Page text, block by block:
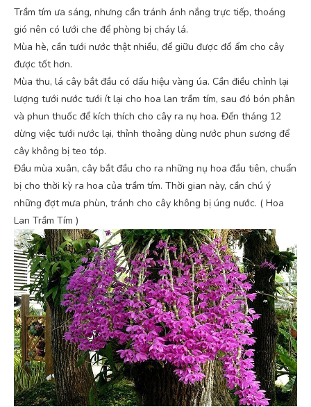
Trầm tím ưa sáng, nhưng cần tránh ánh nắng trực tiếp, thoáng
gió nên có lưới che để phòng bị cháy lá.
Mùa hè, cần tưới nước thật nhiều, để giữu được đổ ẩm cho cây
được tốt hơn.
Mùa thu, lá cây bắt đầu có dấu hiệu vàng úa. Cần điều chỉnh lại
lượng tưới nước tưới ít lại cho hoa lan trầm tím, sau đó bón phân
và phun thuốc để kích thích cho cây ra nụ hoa. Đến tháng 12
dừng việc tưới nước lại, thỉnh thoảng dùng nước phun sương để
cây không bị teo tóp.
Đầu mùa xuân, cây bắt đầu cho ra những nụ hoa đầu tiên, chuẩn
bị cho thời kỳ ra hoa của trầm tím. Thời gian này, cần chú ý
những đợt mưa phùn, tránh cho cây không bị úng nước. ( Hoa
Lan Trầm Tím )